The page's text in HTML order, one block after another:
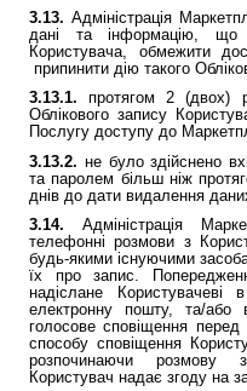
3.13.Адміністрація
дані та інформацію, що
Користувача, обмежити
припинити дію такого
3.13.1.протягом 2 (двох)
Облікового запису
Послугу доступу до
3.13.2. не було здійснено
та паролем більш ніж
днів до дати видалення
3.14. Адміністрація
телефонні розмови з
будь-якими існуючими
їх про запис.
надіслане Користувачеві
електронну пошту, та/
голосове сповіщення
способу сповіщення
розпочинаючи розмову
Користувач надає згоду на